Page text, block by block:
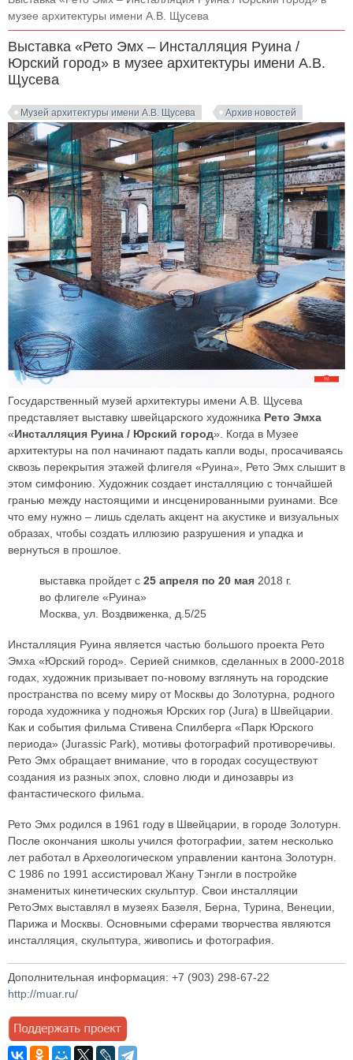
музее архитектуры имени А.В. Щусева
Выставка «Рето Эмх – Инсталляция Руина /
Юрский город» в музее архитектуры имени А.В.
Щусева
Музей архитектуры имени А.В. Щусева Архив новостей
Государственный музей архитектуры имени А.В. Щусева
представляет выставку швейцарского художника Рето Эмха
«Инсталляция Руина / Юрский город». Когда в Музее
архитектуры на пол начинают падать капли воды, просачиваясь
сквозь перекрытия этажей флигеля «Руина», Рето Эмх слышит в
этом симфонию. Художник создает инсталляцию с тончайшей
гранью между настоящими и инсценированными руинами. Все
что ему нужно – лишь сделать акцент на акустике и визуальных
образах, чтобы создать иллюзию разрушения и упадка и
вернуться в прошлое.
выставка пройдет с 25 апреля по 20 мая 2018 г.
во флигеле «Руина»
Москва, ул. Воздвиженка, д.5/25
Инсталляция Руина является частью большого проекта Рето
Эмха «Юрский город». Серией снимков, сделанных в 2000-2018
годах, художник призывает по-новому взглянуть на городские
пространства по всему миру от Москвы до Золотурна, родного
города художника у подножья Юрских гор (Jura) в Швейцарии.
Как и события фильма Стивена Спилберга «Парк Юрского
периода» (Jurassic Park), мотивы фотографий противоречивы.
Рето Эмх обращает внимание, что в городах сосуществуют
создания из разных эпох, словно люди и динозавры из
фантастического фильма.
Рето Эмх родился в 1961 году в Швейцарии, в городе Золотурн.
После окончания школы учился фотографии, затем несколько
лет работал в Археологическом управлении кантона Золотурн.
С 1986 по 1991 ассистировал Жану Тэнгли в постройке
знаменитых кинетических скульптур. Свои инсталляции
РетоЭмх выставлял в музеях Базеля, Берна, Турина, Венеции,
Парижа и Москвы. Основными сферами творчества являются
инсталляция, скульптура, живопись и фотография.
Дополнительная информация: +7 (903) 298-67-22
http://muar.ru/